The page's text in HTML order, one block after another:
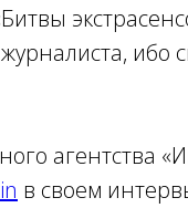
ибо
агентства
в своем